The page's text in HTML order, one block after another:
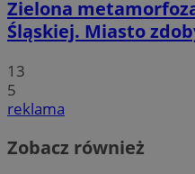
Zielona
Śląskiej. Miasto
13
5
reklama
Zobacz również